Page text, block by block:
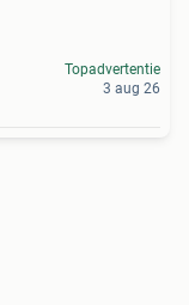
Topadvertentie
3 aug 26